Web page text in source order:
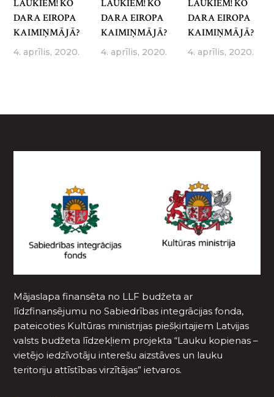
LAUKIEM! KO
DARA EIROPA
KAIMIŅMĀJĀ?
4. aprīlis, 2020.
LAUKIEM! KO
DARA EIROPA
KAIMIŅMĀJĀ?
4. aprīlis, 2020.
LAUKIEM! KO
DARA EIROPA
KAIMIŅMĀJĀ?
4. aprīlis, 2020.
Mājaslapa finansēta no LLF budžeta ar
līdzfinansējumu no Sabiedrības integrācijas fonda,
pateicoties Kultūras ministrijas piešķirtajiem Latvijas
valsts budžeta līdzekļiem projekta “Lauku kopienas –
vietējo iedzīvotāju interešu aizstāves un lauku
teritoriju attīstības virzītājas” ietvaros.